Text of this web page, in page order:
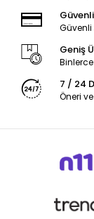
Geniş
7 / 24
Öneri